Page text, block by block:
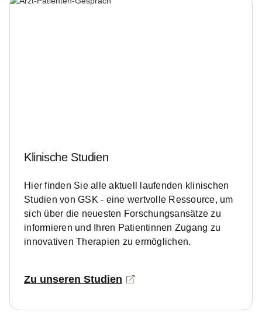
Klinische Studien
Hier finden Sie alle aktuell laufenden klinischen
Studien von GSK - eine wertvolle Ressource, um
sich über die neuesten Forschungsansätze zu
informieren und Ihren Patientinnen Zugang zu
innovativen Therapien zu ermöglichen.
Zu unseren Studien